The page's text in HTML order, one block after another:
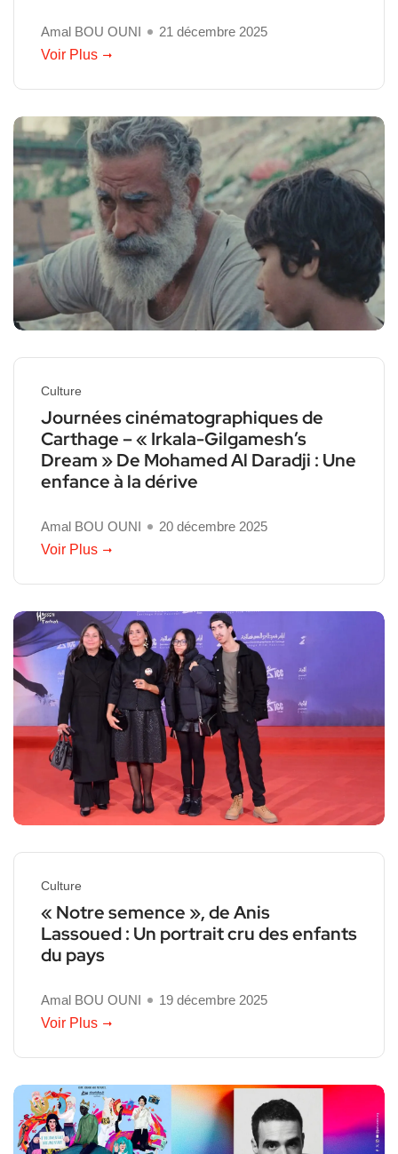
Amal BOU OUNI
21 décembre 2025
Voir Plus
Culture
Journées cinématographiques de
Carthage – « Irkala-Gilgamesh’s
Dream » De Mohamed Al Daradji : Une
enfance à la dérive
Amal BOU OUNI
20 décembre 2025
Voir Plus
Culture
« Notre semence », de Anis
Lassoued : Un portrait cru des enfants
du pays
Amal BOU OUNI
19 décembre 2025
Voir Plus